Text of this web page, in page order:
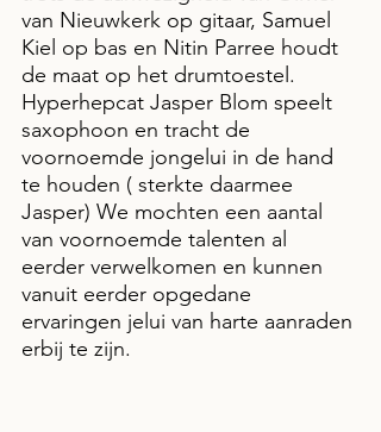
van Nieuwkerk op gitaar, Samuel
Kiel op bas en Nitin Parree houdt
de maat op het drumtoestel.
Hyperhepcat Jasper Blom speelt
saxophoon en tracht de
voornoemde jongelui in de hand
te houden ( sterkte daarmee
Jasper) We mochten een aantal
van voornoemde talenten al
eerder verwelkomen en kunnen
vanuit eerder opgedane
ervaringen jelui van harte aanraden
erbij te zijn.